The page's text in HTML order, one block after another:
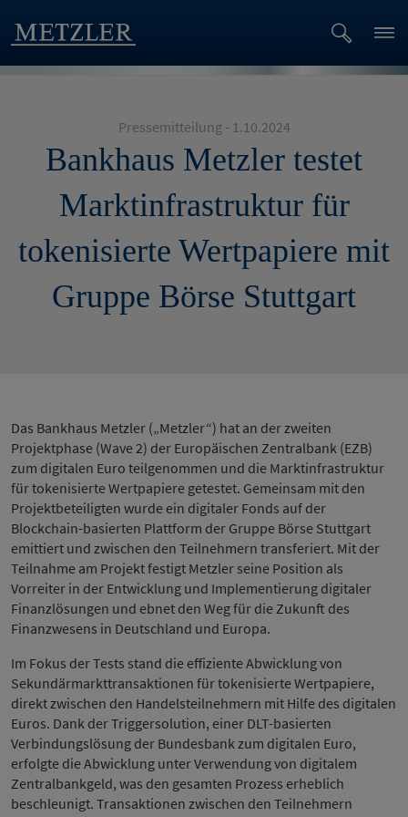
Pressemitteilung - 1.10.2024
Bankhaus Metzler testet
Marktinfrastruktur für
tokenisierte Wertpapiere mit
Gruppe Börse Stuttgart
Das Bankhaus Metzler („Metzler“) hat an der zweiten
Projektphase (Wave 2) der Europäischen Zentralbank (EZB)
zum digitalen Euro teilgenommen und die Marktinfrastruktur
für tokenisierte Wertpapiere getestet. Gemeinsam mit den
Projektbeteiligten wurde ein digitaler Fonds auf der
Blockchain-basierten Plattform der Gruppe Börse Stuttgart
emittiert und zwischen den Teilnehmern transferiert. Mit der
Teilnahme am Projekt festigt Metzler seine Position als
Vorreiter in der Entwicklung und Implementierung digitaler
Finanzlösungen und ebnet den Weg für die Zukunft des
Finanzwesens in Deutschland und Europa.
Im Fokus der Tests stand die effiziente Abwicklung von
Sekundärmarkttransaktionen für tokenisierte Wertpapiere,
direkt zwischen den Handelsteilnehmern mit Hilfe des digitalen
Euros. Dank der Triggersolution, einer DLT-basierten
Verbindungslösung der Bundesbank zum digitalen Euro,
erfolgte die Abwicklung unter Verwendung von digitalem
Zentralbankgeld, was den gesamten Prozess erheblich
beschleunigt. Transaktionen zwischen den Teilnehmern